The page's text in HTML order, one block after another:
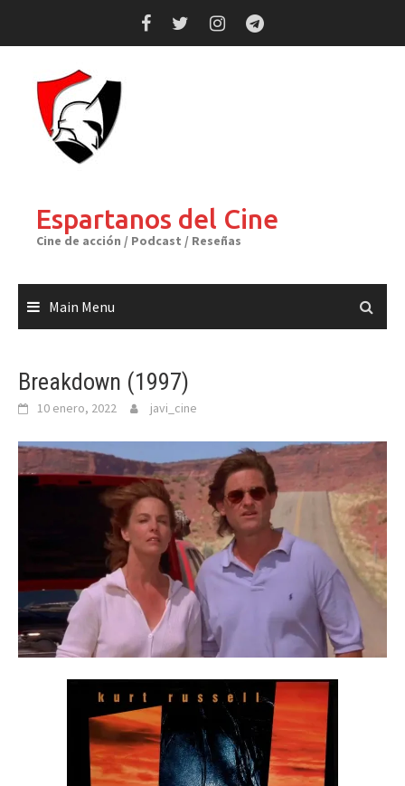
Espartanos del Cine
Cine de acción / Podcast / Reseñas
Main Menu
Breakdown (1997)
10 enero, 2022 javi_cine